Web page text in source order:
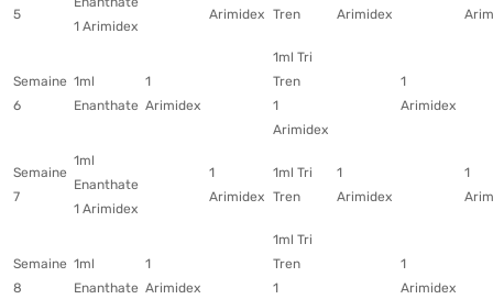
5
1 Arimidex
Arimidex Tren
Arimidex
Semaine
6
1ml
Enanthate
1
Arimidex
1ml Tri
Tren
1
Arimidex
1
Arimidex
Semaine
7
1ml
Enanthate
1 Arimidex
1
Arimidex
1ml Tri
Tren
1
Arimidex
1
Semaine
8
1ml
Enanthate
1
Arimidex
1ml Tri
Tren
1
1
Arimidex